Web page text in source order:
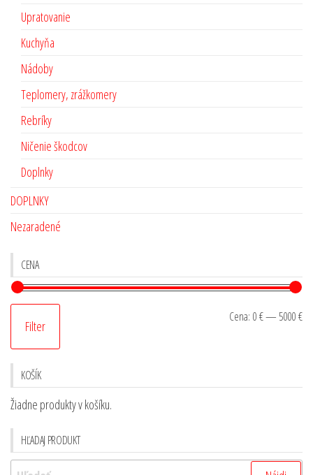
Upratovanie
Kuchyňa
Nádoby
Teplomery, zrážkomery
Rebríky
Ničenie škodcov
Doplnky
DOPLNKY
Nezaradené
CENA
Filter
Cena: 0 €— 5000 €
KOŠÍK
Žiadne produkty v košíku.
HĽADAJ PRODUKT